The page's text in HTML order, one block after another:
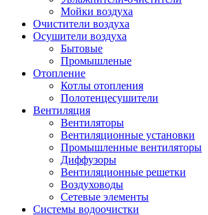
Мойки воздуха
Очистители воздуха
Осушители воздуха
Бытовые
Промышленые
Отопление
Котлы отопления
Полотенцесушители
Вентиляция
Вентиляторы
Вентиляционные установки
Промышленные вентиляторы
Диффузоры
Вентиляционные решетки
Воздуховоды
Сетевые элементы
Системы водоочистки